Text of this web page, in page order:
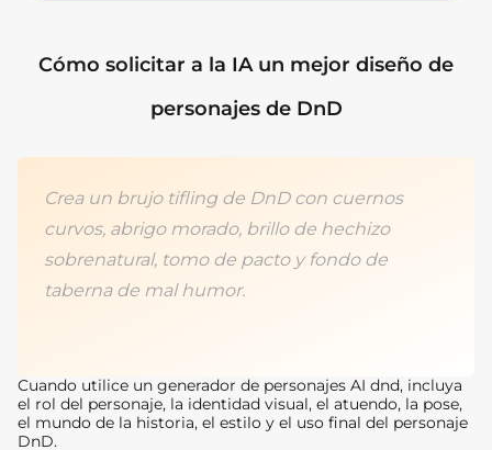
Cómo solicitar a la IA un mejor diseño de
personajes de DnD
Crea un brujo tifling de DnD con cuernos
curvos, abrigo morado, brillo de hechizo
sobrenatural, tomo de pacto y fondo de
taberna de mal humor.
Cuando utilice un generador de personajes AI dnd, incluya
el rol del personaje, la identidad visual, el atuendo, la pose,
el mundo de la historia, el estilo y el uso final del personaje
DnD.